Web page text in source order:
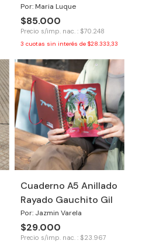
Por: Maria Luque
$85.000
Precio s/imp. nac. : $70.248
3 cuotas sin interés de $28.333,33
Cuaderno A5 Anillado
Rayado Gauchito Gil
Por: Jazmin Varela
$29.000
Precio s/imp. nac. : $23.967